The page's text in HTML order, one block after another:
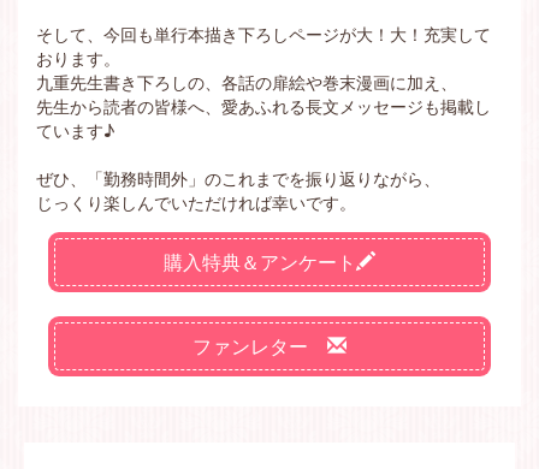
そして、今回も単行本描き下ろしページが大！大！充実して
おります。
九重先生書き下ろしの、各話の扉絵や巻末漫画に加え、
先生から読者の皆様へ、愛あふれる長文メッセージも掲載し
ています♪
ぜひ、「勤務時間外」のこれまでを振り返りながら、
じっくり楽しんでいただければ幸いです。
購入特典＆アンケート
ファンレター